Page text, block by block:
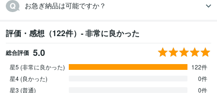
お急ぎ納品は可能ですか？
評価・感想（122件）- 非常に良かった
総合評価 5.0
星5 (非常に良かった)
122件
星4 (良かった)
0件
星3 (普通)
0件